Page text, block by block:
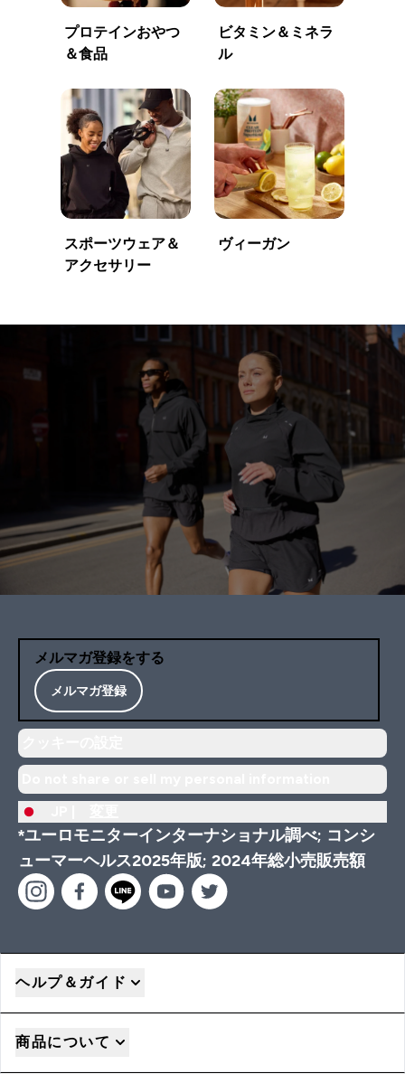
プロテインおやつ
＆食品
ビタミン＆ミネラ
ル
スポーツウェア＆
アクセサリー
ヴィーガン
メルマガ登録をする
メルマガ登録
*ユーロモニターインターナショナル調べ; コンシ
ューマーヘルス2025年版; 2024年総小売販売額
ヘルプ＆ガイド
商品について